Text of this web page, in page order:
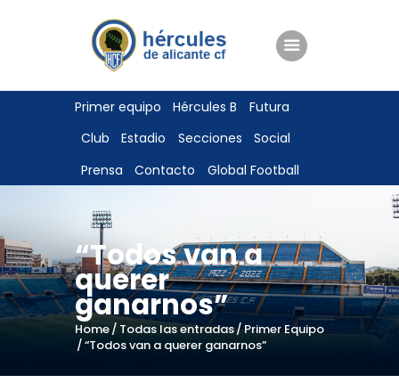
Primer equipo Hércules B
Futura
Club
Estadio Secciones
Social
Prensa
Contacto Global Football
“Todos van a
querer
ganarnos”
Home Todas las entradas Primer Equipo
“Todos van a querer ganarnos”
ENTRADAS
TIENDA
HÉRCULESCF100